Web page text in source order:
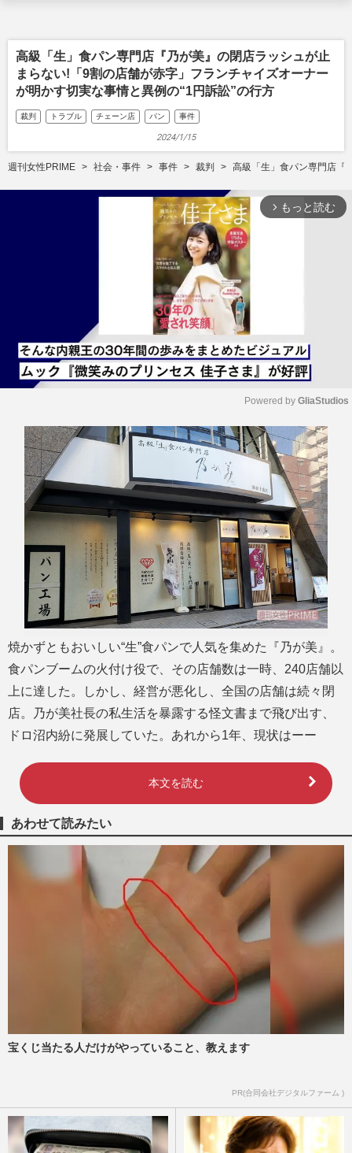
高級「生」食パン専門店『乃が美』の閉店ラッシュが止
まらない!「9割の店舗が赤字」フランチャイズオーナー
が明かす切実な事情と異例の“1円訴訟”の行方
裁判 トラブル チェーン店 パン 事件
2024/1/15
週刊女性PRIME 社会・事件 事件 裁判 高級「生」食パン専門店『
arrow_forward_ios もっと読む
M
u
Powered by GliaStudios
焼かずともおいしい“生”食パンで人気を集めた『乃が美』。
食パンブームの火付け役で、その店舗数は一時、240店舗以
上に達した。しかし、経営が悪化し、全国の店舗は続々閉
店。乃が美社長の私生活を暴露する怪文書まで飛び出す、
ドロ沼内紛に発展していた。あれから1年、現状はーー
本文を読む
あわせて読みたい
宝くじ当たる人だけがやっていること、教えます
PR(合同会社デジタルファーム )